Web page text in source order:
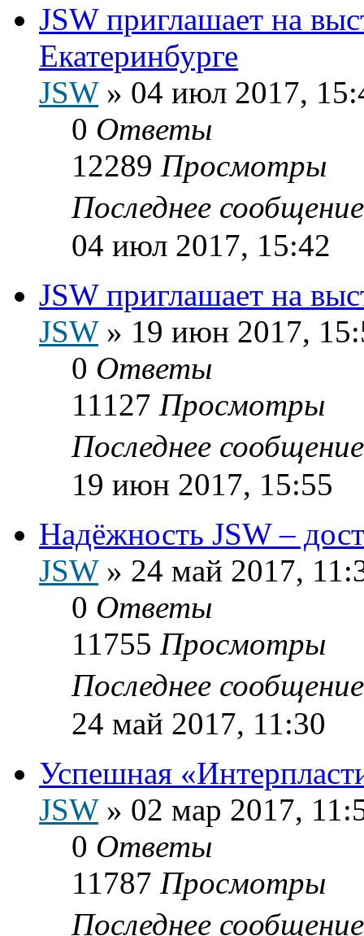
JSW приглашает на
Екатеринбурге
JSW» 04 июл 2017,
0 Ответы
12289 Просмотры
Последнее
04 июл 2017, 15:42
JSW приглашает на
JSW» 19 июн 2017,
0 Ответы
11127 Просмотры
Последнее
19 июн 2017, 15:55
Надёжность JSW –
JSW» 24 май 2017,
0 Ответы
11755 Просмотры
Последнее
24 май 2017, 11:30
Успешная
JSW» 02 мар 2017,
0 Ответы
11787 Просмотры
Последнее